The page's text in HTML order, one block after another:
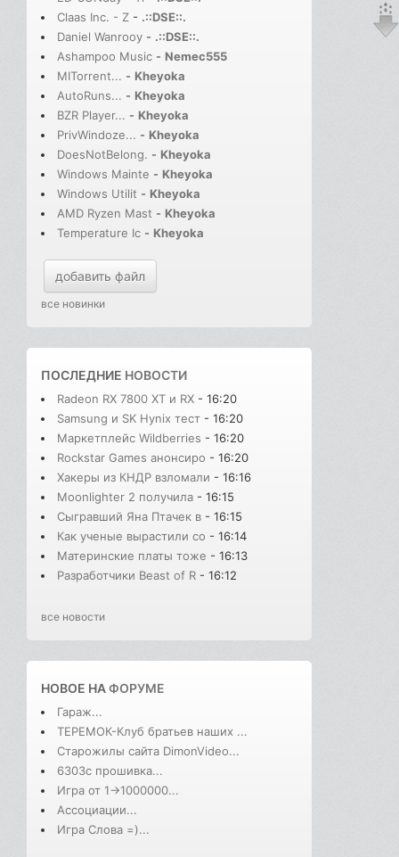
Claas Inc. - Z - .::DSE::.
Daniel Wanrooy - .::DSE::.
Ashampoo Music - Nemec555
MITorrent... - Kheyoka
AutoRuns... - Kheyoka
BZR Player... - Kheyoka
PrivWindoze... - Kheyoka
DoesNotBelong. - Kheyoka
Windows Mainte - Kheyoka
Windows Utilit - Kheyoka
AMD Ryzen Mast - Kheyoka
Temperature Ic - Kheyoka
добавить файл
все новинки
ПОСЛЕДНИЕ НОВОСТИ
Radeon RX 7800 XT и RX - 16:20
Samsung и SK Hynix тест - 16:20
Маркетплейс Wildberries - 16:20
Rockstar Games анонсиро - 16:20
Хакеры из КНДР взломали - 16:16
Moonlighter 2 получила - 16:15
Сыгравший Яна Птачек в - 16:15
Как ученые вырастили со - 16:14
Материнские платы тоже - 16:13
Разработчики Beast of R - 16:12
все новости
НОВОЕ НАФОРУМЕ
Гараж...
ТЕРЕМОК-Клуб братьев наших ...
Старожилы сайта DimonVideo...
6303с прошивка...
Игра от 1->1000000...
Ассоциации...
Игра Слова =)...